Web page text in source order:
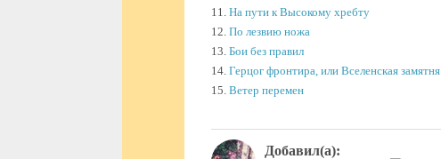
11. На пути к Высокому хребту
12. По лезвию ножа
13. Бои без правил
14. Герцог фронтира, или Вселенская замятня
15. Ветер перемен
Добавил(а):